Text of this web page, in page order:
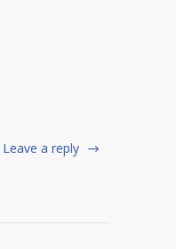
Leave a reply